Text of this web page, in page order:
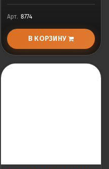
Арт. 8774
В КОРЗИНУ